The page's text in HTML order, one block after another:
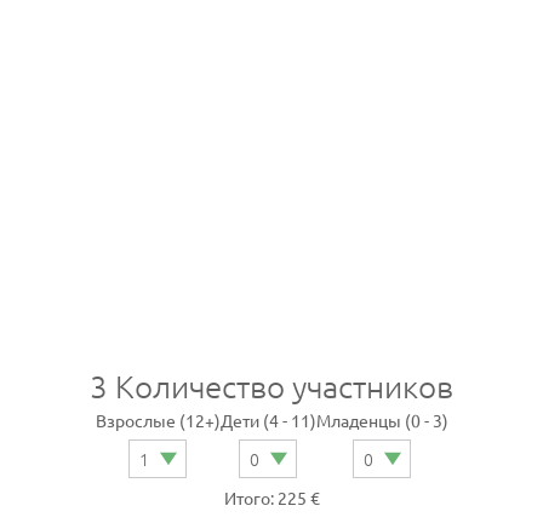
3 Количество участников
Взрослые (12+)Дети (4 - 11)Младенцы (0 - 3)
Итого: 225 €